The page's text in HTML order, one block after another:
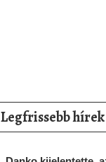
Legfrissebb hírek